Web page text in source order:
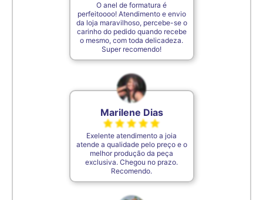
De acordo com o padrão ABNT
O anel de formatura é
perfeitoooo! Atendimento e envio
da loja maravilhoso, percebe-se o
carinho do pedido quando recebe
o mesmo, com toda delicadeza.
Super recomendo!
Marilene Dias
Exelente atendimento a joia
atende a qualidade pelo preço e o
melhor produção da peça
exclusiva. Chegou no prazo.
Recomendo.